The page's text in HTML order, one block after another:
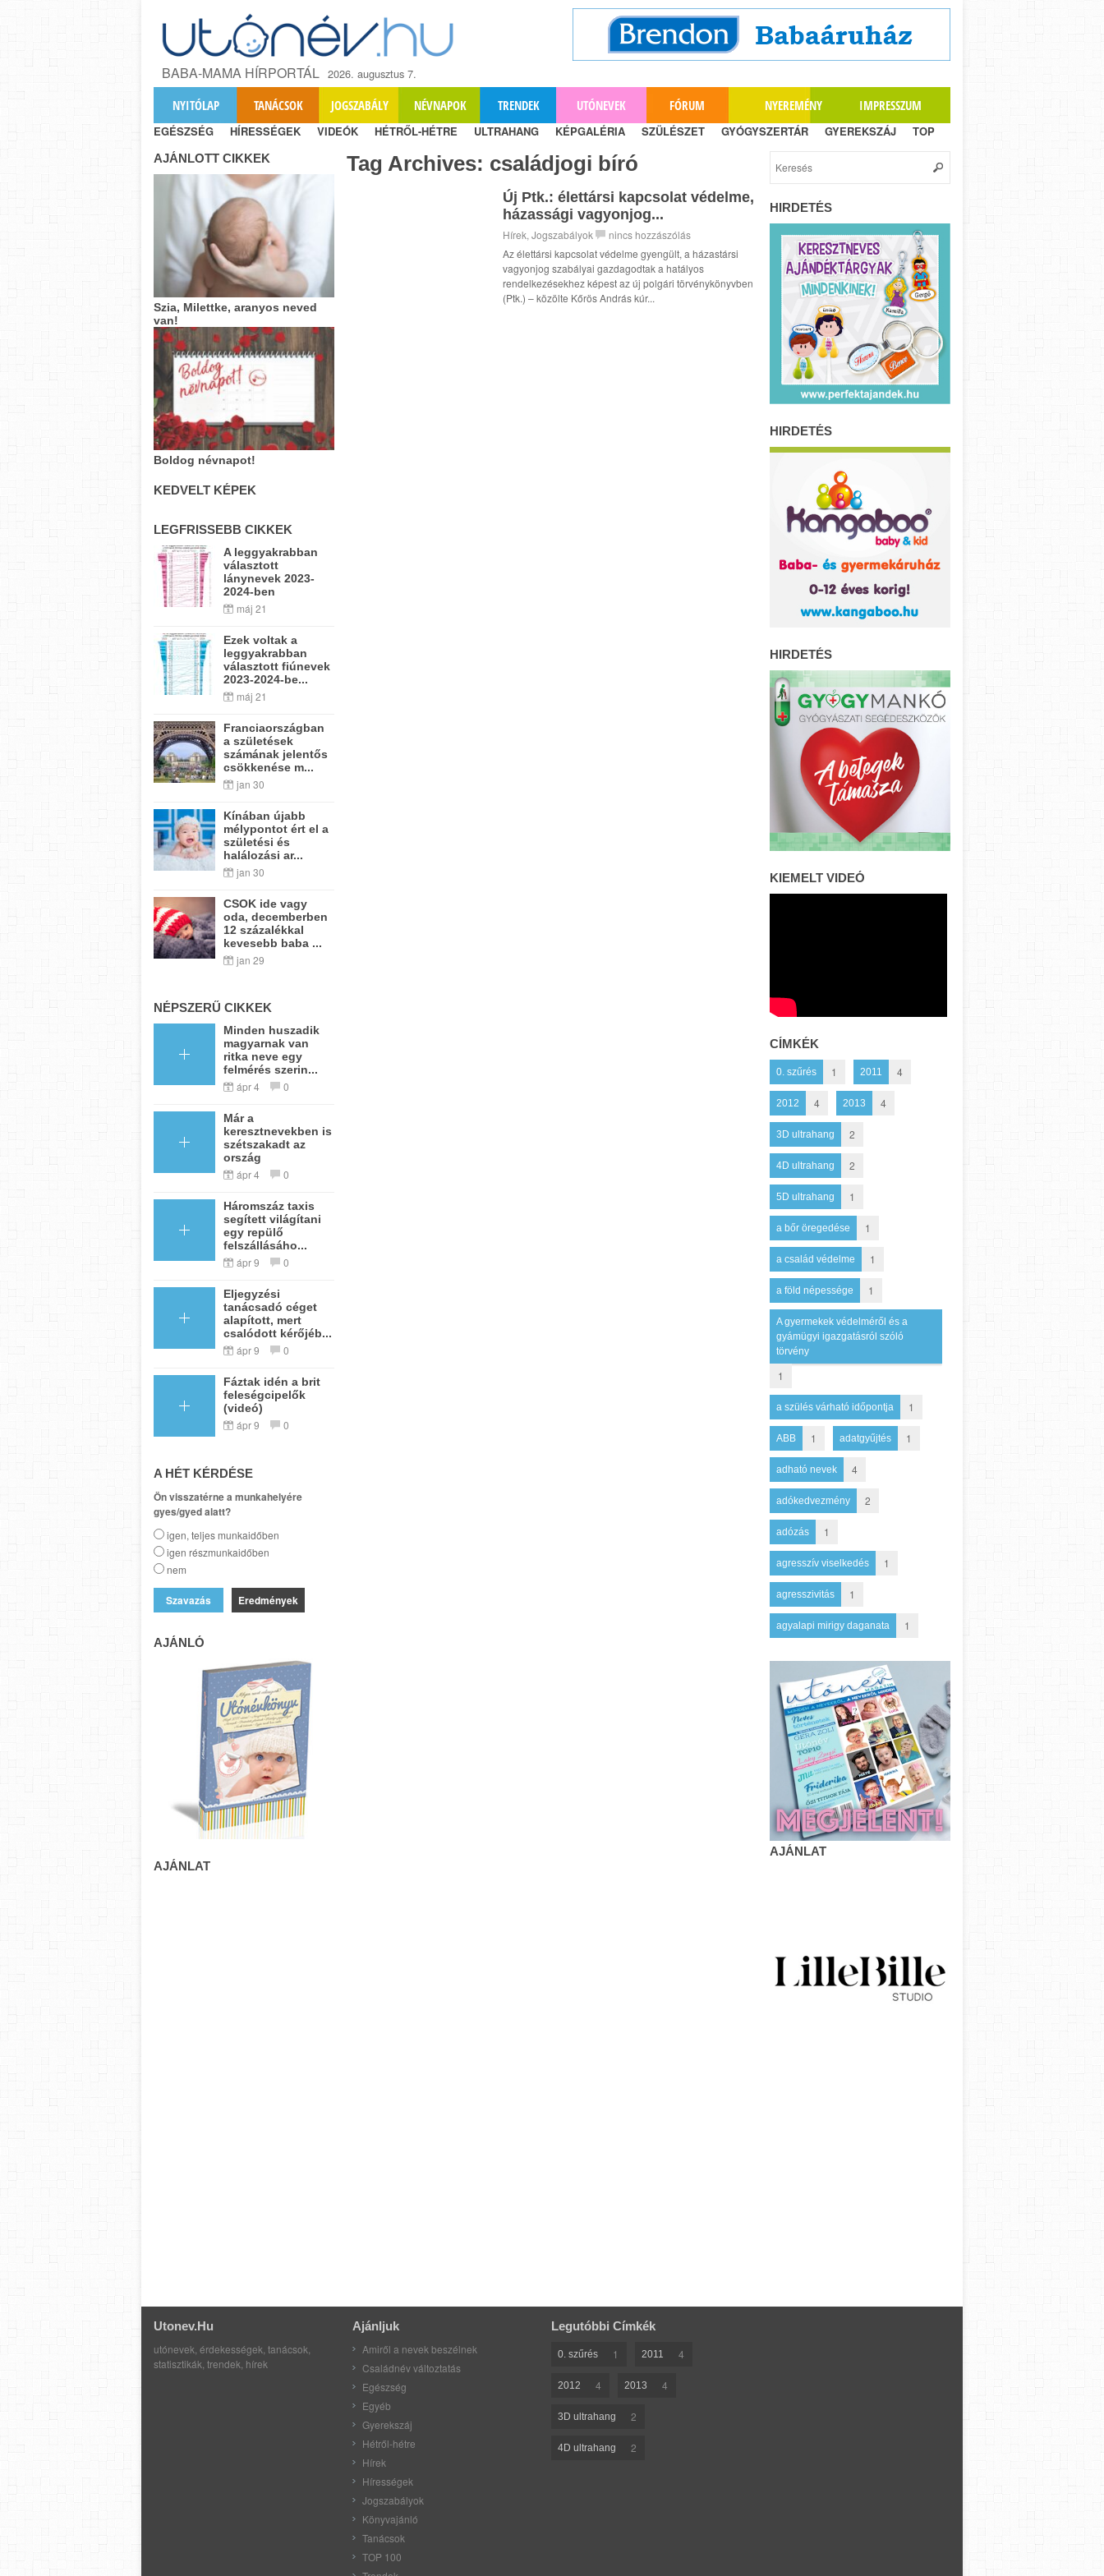
BABA-MAMA HÍRPORTÁL 2026. augusztus 7.
NYITÓLAP TANÁCSOK JOGSZABÁLY NÉVNAPOK TRENDEK UTÓNEVEK FÓRUM NYEREMÉNY IMPRESSZUM
EGÉSZSÉG HÍRESSÉGEK VIDEÓK HÉTRŐL-HÉTRE ULTRAHANG KÉPGALÉRIA SZÜLÉSZET GYÓGYSZERTÁR GYEREKSZÁJ TOP
Tag Archives: családjogi bíró
Új Ptk.: élettársi kapcsolat védelme,
házassági vagyonjog...
Hírek, Jogszabályok
nincs hozzászólás
Az élettársi kapcsolat védelme gyengült, a házastársi
vagyonjog szabályai gazdagodtak a hatályos
rendelkezésekhez képest az új polgári törvénykönyvben
(Ptk.) – közölte Kőrös András kúr...
AJÁNLOTT CIKKEK
Szia, Milettke, aranyos neved
van!
Boldog névnapot!
KEDVELT KÉPEK
LEGFRISSEBB CIKKEK
A leggyakrabban
választott
lánynevek 2023-
2024-ben
máj 21
Ezek voltak a
leggyakrabban
választott fiúnevek
2023-2024-be...
máj 21
Franciaországban
a születések
számának jelentős
csökkenése m...
jan 30
Kínában újabb
mélypontot ért el a
születési és
halálozási ar...
jan 30
CSOK ide vagy
oda, decemberben
12 százalékkal
kevesebb baba ...
jan 29
NÉPSZERŰ CIKKEK
Minden huszadik
magyarnak van
ritka neve egy
felmérés szerin...
ápr 4 0
Már a
keresztnevekben is
szétszakadt az
ország
ápr 4 0
Háromszáz taxis
segített világítani
egy repülő
felszállásáho...
ápr 9 0
Eljegyzési
tanácsadó céget
alapított, mert
csalódott kérőjéb...
ápr 9 0
Fáztak idén a brit
feleségcipelők
(videó)
ápr 9 0
A HÉT KÉRDÉSE
Ön visszatérne a munkahelyére
gyes/gyed alatt?
igen, teljes munkaidőben
igen részmunkaidőben
nem
Eredmények
AJÁNLÓ
AJÁNLAT
HIRDETÉS
HIRDETÉS
HIRDETÉS
KIEMELT VIDEÓ
CÍMKÉK
0. szűrés 1 2011 4
2012 4 2013 4
3D ultrahang 2
4D ultrahang 2
5D ultrahang 1
a bőr öregedése 1
a család védelme 1
a föld népessége 1
A gyermekek védelméről és a
gyámügyi igazgatásról szóló
törvény
1
a szülés várható időpontja 1
ABB 1 adatgyűjtés 1
adható nevek 4
adókedvezmény 2
adózás 1
agresszív viselkedés 1
agresszivitás 1
agyalapi mirigy daganata 1
AJÁNLAT
Utonev.hu
utónevek, érdekességek, tanácsok,
statisztikák, trendek, hírek
Ajánljuk
Amiről a nevek beszélnek
Családnév változtatás
Egészség
Egyéb
Gyerekszáj
Hétről-hétre
Hírek
Hírességek
Jogszabályok
Könyvajánló
Tanácsok
TOP 100
Legutóbbi Címkék
0. szűrés 1 2011 4
2012 4 2013 4
3D ultrahang 2
4D ultrahang 2